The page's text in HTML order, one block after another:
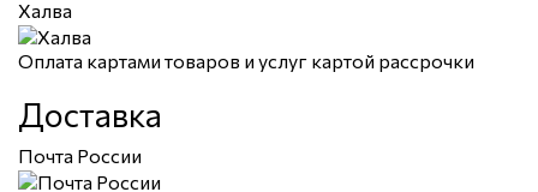
Халва
Оплата картами товаров и услуг картой рассрочки
Доставка
Почта России